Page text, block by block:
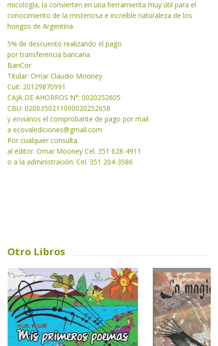
micología, la convierten en una herramienta muy útil para el
conocimiento de la misteriosa e increíble naturaleza de los
hongos de Argentina.
5% de descuento realizando el pago
por transferencia bancaria
BanCor
Titular: Omar Claudio Mooney
Cuit: 20129870991
CAJA DE AHORROS N°: 0020252605
CBU: 0200350211000020252658
y envianos el comprobante de pago por mail
a ecovalediciones@gmail.com
Por cualquier consulta
al editor: Omar Mooney Cel. 351 628-4911
o a la administración: Cel. 351 204-3586
Otro Libros